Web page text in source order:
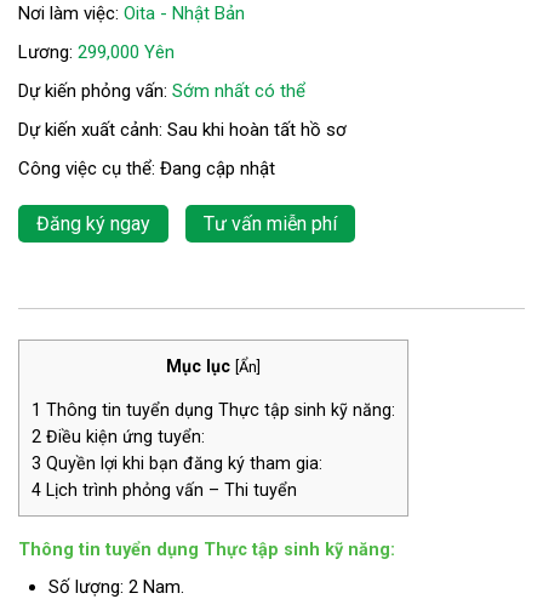
Nơi làm việc: Oita - Nhật Bản
Lương: 299,000 Yên
Dự kiến phỏng vấn: Sớm nhất có thể
Dự kiến xuất cảnh: Sau khi hoàn tất hồ sơ
Công việc cụ thể: Đang cập nhật
Đăng ký ngay Tư vấn miễn phí
Mục lục [Ẩn]
1 Thông tin tuyển dụng Thực tập sinh kỹ năng:
2 Điều kiện ứng tuyển:
3 Quyền lợi khi bạn đăng ký tham gia:
4 Lịch trình phỏng vấn – Thi tuyển
Thông tin tuyển dụng Thực tập sinh kỹ năng:
Số lượng: 2 Nam.